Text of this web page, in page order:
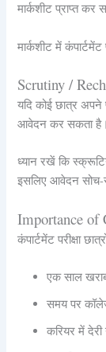
मार्कशीट प्राप्त कर
मार्कशीट में
Scrutiny /
यदि कोई छात्र
आवेदन कर सकता है।
ध्यान रखें कि
इसलिए आवेदन
Importance of
कंपार्टमेंट परीक्षा
एक साल
समय पर
करियर में देरी